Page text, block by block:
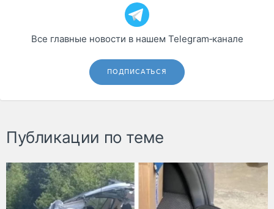
Все главные новости в нашем Telegram‑канале
ПОДПИСАТЬСЯ
Публикации по теме